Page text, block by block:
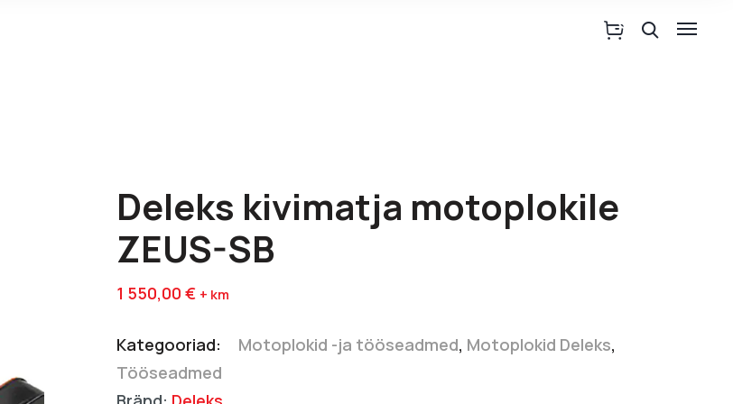
Deleks kivimatja motoplokile
ZEUS-SB
1 550,00€ + km
Kategooriad: Motoplokid -ja tööseadmed, Motoplokid Deleks,
Tööseadmed